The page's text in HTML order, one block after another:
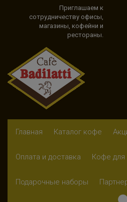
Приглашаем к
сотрудничеству офисы,
магазины, кофейни и
рестораны.
Главная Каталог кофе
Оплата и доставка Кофе для
Подарочные наборы